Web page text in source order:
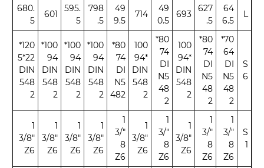
L
64
6.5
627
.5
693
49
0.5
714
49
9.5
798
.5
595.
5
601
680.
5
S
6
70*
64
DI
N5
48
2
80*
74
DI
N5
48
2
100
*94
DIN
548
2
80*
74
DI
N5
48
2
100
*94
DIN
548
2
80*
74
DI
N5
482
100*
94
DIN
548
2
100*
94
DIN
548
2
100*
94
DIN
548
2
120*
22*5
DIN
548
2
S
1
1
"3/
8
Z6
1
"3/
8
Z6
1
"3/8
Z6
1
"3/
8
Z6
1
"3/8
Z6
1
"3/
8
Z6
1
"3/8
Z6
1
"3/8
Z6
1
"3/8
Z6
1
"3/8
Z6